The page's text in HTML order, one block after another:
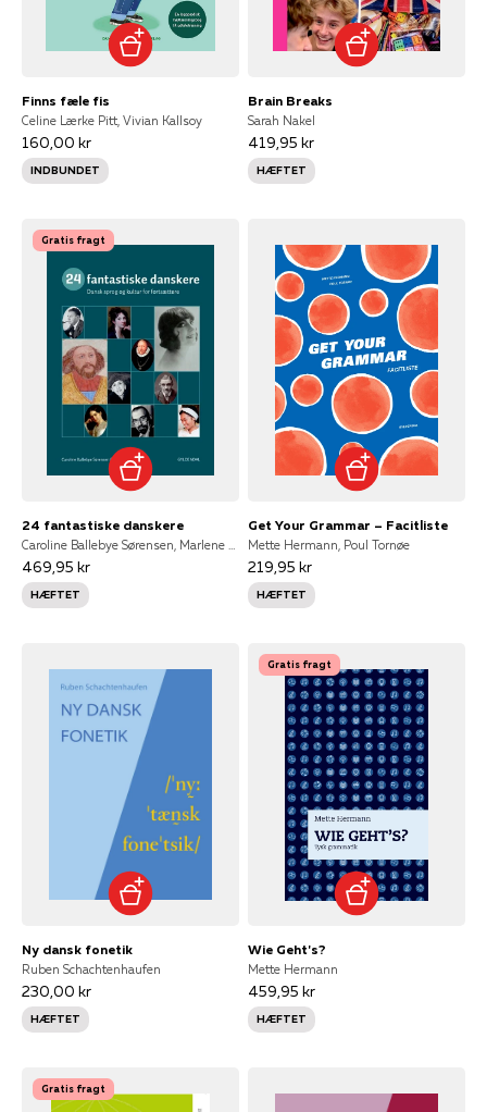
Finns fæle fis
Celine Lærke Pitt, Vivian Kallsoy
160,00 kr
INDBUNDET
Brain Breaks
Sarah Nakel
419,95 kr
HÆFTET
Gratis fragt
24 fantastiske danskere
Caroline Ballebye Sørensen, Marlene Hastenplug
469,95 kr
HÆFTET
Get Your Grammar – Facitliste
Mette Hermann, Poul Tornøe
219,95 kr
HÆFTET
Ny dansk fonetik
Ruben Schachtenhaufen
230,00 kr
HÆFTET
Gratis fragt
Wie Geht's?
Mette Hermann
459,95 kr
HÆFTET
Gratis fragt